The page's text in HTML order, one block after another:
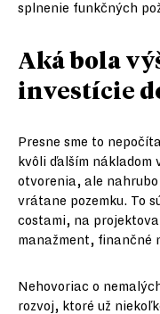
splnenie funkčných
Aká bola
investície
Presne sme to
kvôli ďalším nákladom
otvorenia, ale
vrátane pozemku. To
costami, na
manažment, finančné
Nehovoriac o
rozvoj, ktoré už